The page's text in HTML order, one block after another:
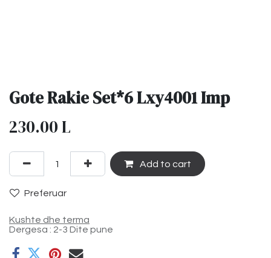
Gote Rakie Set*6 Lxy4001 Imp
230.00L
Add to cart
Preferuar
Kushte dhe terma
Dergesa : 2-3 Dite pune